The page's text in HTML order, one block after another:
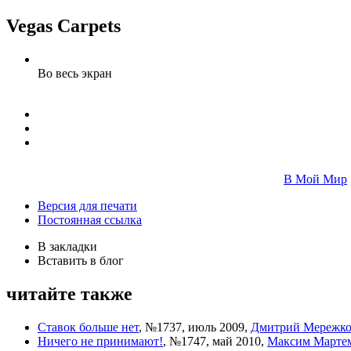
Vegas Carpets
Во весь экран
В Мой Мир
Версия для печати
Постоянная ссылка
В закладки
Вставить в блог
читайте также
Ставок больше нет, №1737, июль 2009, Дмитрий Мережко
Ничего не принимают!, №1747, май 2010, Максим